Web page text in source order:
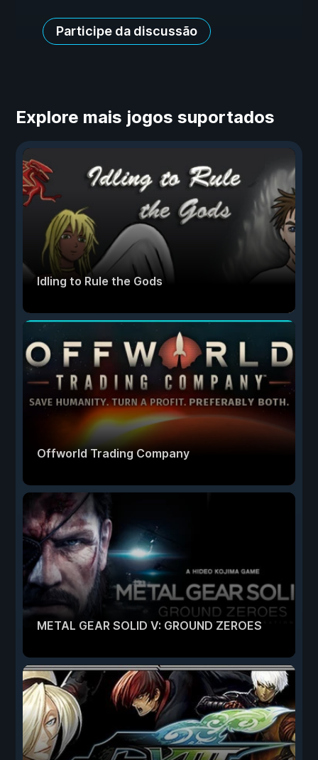
Participe da discussão
Explore mais jogos suportados
Idling to Rule the Gods
Offworld Trading Company
METAL GEAR SOLID V: GROUND ZEROES